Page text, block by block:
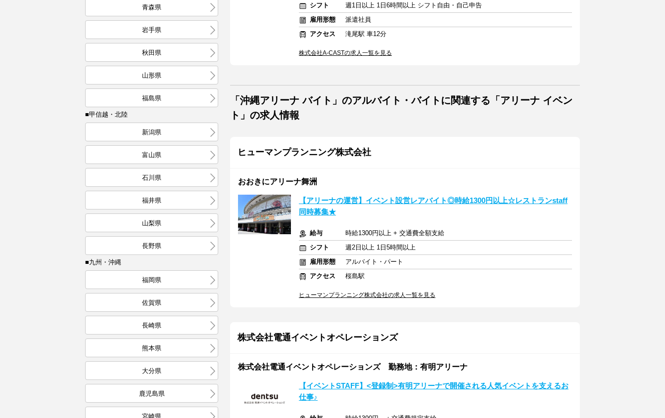
青森県
岩手県
秋田県
山形県
福島県
■甲信越・北陸
新潟県
富山県
石川県
福井県
山梨県
長野県
■九州・沖縄
福岡県
佐賀県
長崎県
熊本県
大分県
鹿児島県
宮崎県
シフト
週1日以上 1日6時間以上 シフト自由・自己申告
雇用形態
派遣社員
アクセス
滝尾駅 車12分
株式会社A-CASTの求人一覧を見る
「沖縄アリーナ バイト」のアルバイト・バイトに関連する「アリーナ イベン
ト」の求人情報
ヒューマンプランニング株式会社
おおきにアリーナ舞洲
【アリーナの運営】イベント設営レアバイト◎時給1300円以上☆レストランstaff
同時募集★
給与
時給1300円以上 + 交通費全額支給
シフト
週2日以上 1日5時間以上
雇用形態
アルバイト・パート
アクセス
桜島駅
ヒューマンプランニング株式会社の求人一覧を見る
株式会社電通イベントオペレーションズ
株式会社電通イベントオペレーションズ 勤務地：有明アリーナ
【イベントSTAFF】<登録制>有明アリーナで開催される人気イベントを支えるお
仕事♪